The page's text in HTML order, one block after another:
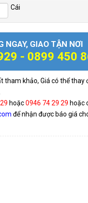
Cái
NGAY, GIAO TẬN NƠI
- 0899 450
tham khảo, Giá có thể thay
hoặc0946 74 29 29 hoặc
để nhận được báo giá